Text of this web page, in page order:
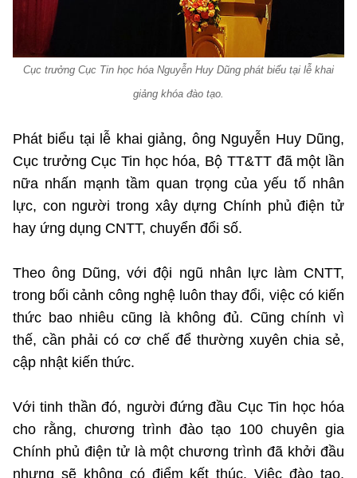
Cục trưởng Cục Tin học hóa Nguyễn Huy Dũng phát biểu tại lễ khai
giảng khóa đào tạo
Phát biểu tại lễ khai giảng, ông Nguyễn Huy Dũng,
Cục trưởng Cục Tin học hóa, Bộ TT&TT đã một lần
nữa nhấn mạnh tầm quan trọng của yếu tố nhân
lực, con người trong xây dựng Chính phủ điện tử
hay ứng dụng CNTT, chuyển đổi số.
Theo ông Dũng, với đội ngũ nhân lực làm CNTT,
trong bối cảnh công nghệ luôn thay đổi, việc có kiến
thức bao nhiêu cũng là không đủ. Cũng chính vì
thế, cần phải có cơ chế để thường xuyên chia sẻ,
cập nhật kiến thức.
Với tinh thần đó, người đứng đầu Cục Tin học hóa
cho rằng, chương trình đào tạo 100 chuyên gia
Chính phủ điện tử là một chương trình đã khởi đầu
nhưng sẽ không có điểm kết thúc. Việc đào tạo,